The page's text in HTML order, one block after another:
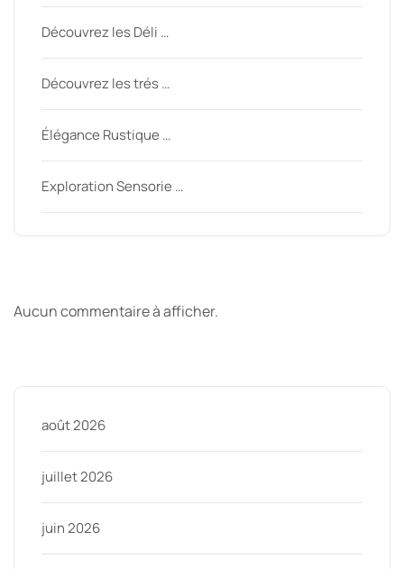
Découvrez les Déli …
Découvrez les trés …
Élégance Rustique …
Exploration Sensorie …
Aucun commentaire à afficher.
août 2026
juillet 2026
juin 2026